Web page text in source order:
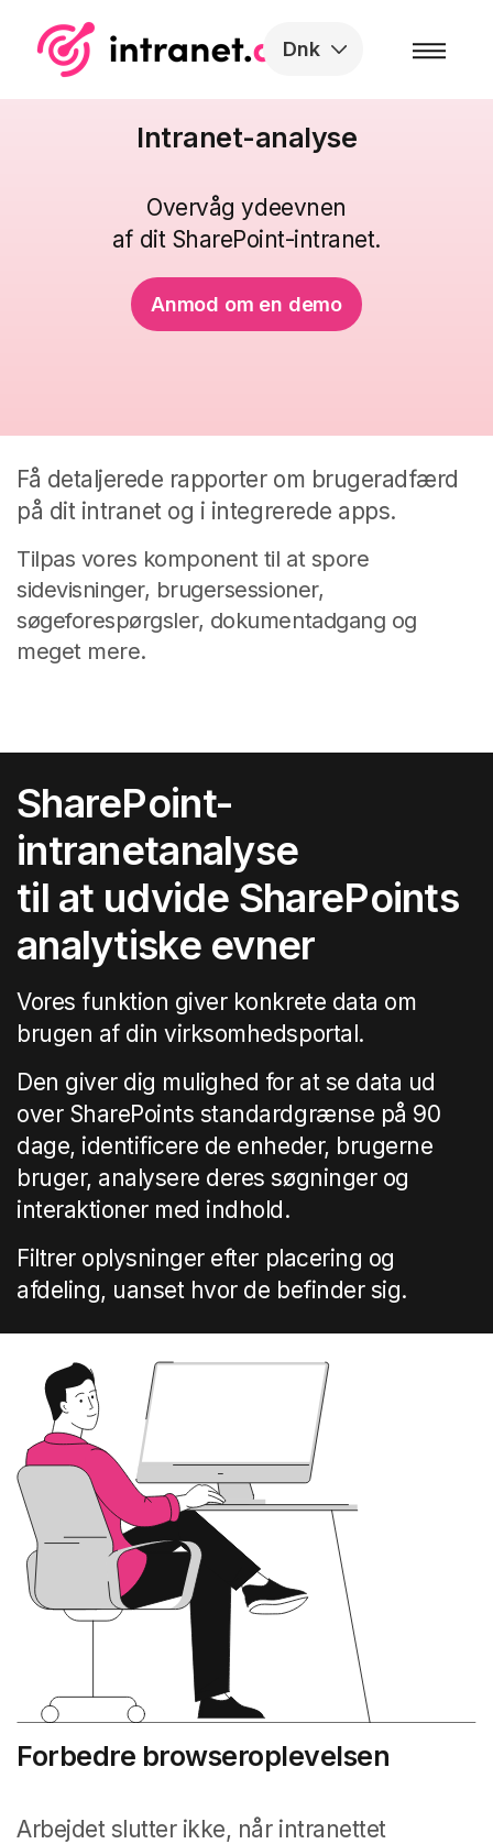
Dnk
Intranet-analyse
Overvåg ydeevnen
af dit SharePoint-intranet.
Anmod om en demo
Få detaljerede rapporter om brugeradfærd
på dit intranet og i integrerede apps.
Tilpas vores komponent til at spore
sidevisninger, brugersessioner,
søgeforespørgsler, dokumentadgang og
meget mere.
SharePoint-
intranetanalyse
til at udvide SharePoints
analytiske evner
Vores funktion giver konkrete data om
brugen af din virksomhedsportal.
Den giver dig mulighed for at se data ud
over SharePoints standardgrænse på 90
dage, identificere de enheder, brugerne
bruger, analysere deres søgninger og
interaktioner med indhold.
Filtrer oplysninger efter placering og
afdeling, uanset hvor de befinder sig.
Forbedre browseroplevelsen
Arbejdet slutter ikke, når intranettet